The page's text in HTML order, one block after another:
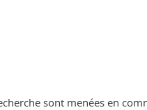
sont menées en